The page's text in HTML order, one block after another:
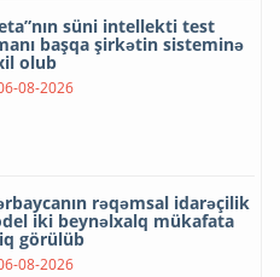
süni intellekti test
başqa şirkətin sisteminə
olub
08-2026
rəqəmsal idarəçilik
iki beynəlxalq mükafata
görülüb
08-2026